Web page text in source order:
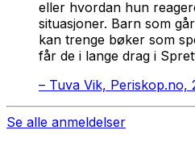
eller hvordan hun
situasjoner. Barn som
kan trenge bøker som
får de i lange drag i
– Tuva Vik, Periskop.no,
Se alle anmeldelser